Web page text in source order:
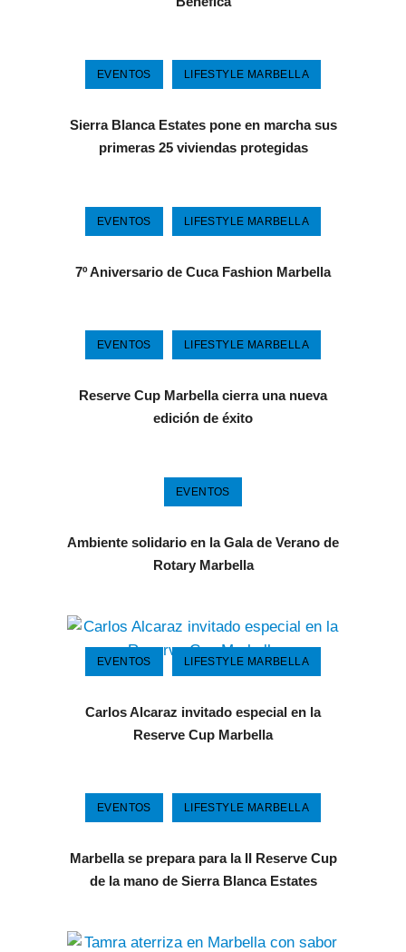
EVENTOS LIFESTYLE MARBELLA
Sierra Blanca Estates pone en marcha sus
primeras 25 viviendas protegidas
EVENTOS LIFESTYLE MARBELLA
7º Aniversario de Cuca Fashion Marbella
EVENTOS LIFESTYLE MARBELLA
Reserve Cup Marbella cierra una nueva
edición de éxito
EVENTOS
Ambiente solidario en la Gala de Verano de
Rotary Marbella
EVENTOS LIFESTYLE MARBELLA
Carlos Alcaraz invitado especial en la
Reserve Cup Marbella
EVENTOS LIFESTYLE MARBELLA
Marbella se prepara para la II Reserve Cup
de la mano de Sierra Blanca Estates